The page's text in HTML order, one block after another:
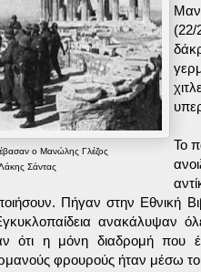
o Μανώλης Γλέζος
Σάντας
Το
Πήγαν στην Εθνική
ανακάλυψαν
ότι η μόνη διαδρομή
φρουρούς ήταν μέσω